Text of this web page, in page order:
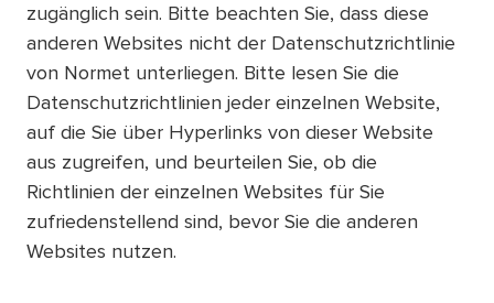
zugänglich sein. Bitte beachten Sie, dass diese
anderen Websites nicht der Datenschutzrichtlinie
von Normet unterliegen. Bitte lesen Sie die
Datenschutzrichtlinien jeder einzelnen Website,
auf die Sie über Hyperlinks von dieser Website
aus zugreifen, und beurteilen Sie, ob die
Richtlinien der einzelnen Websites für Sie
zufriedenstellend sind, bevor Sie die anderen
Websites nutzen.